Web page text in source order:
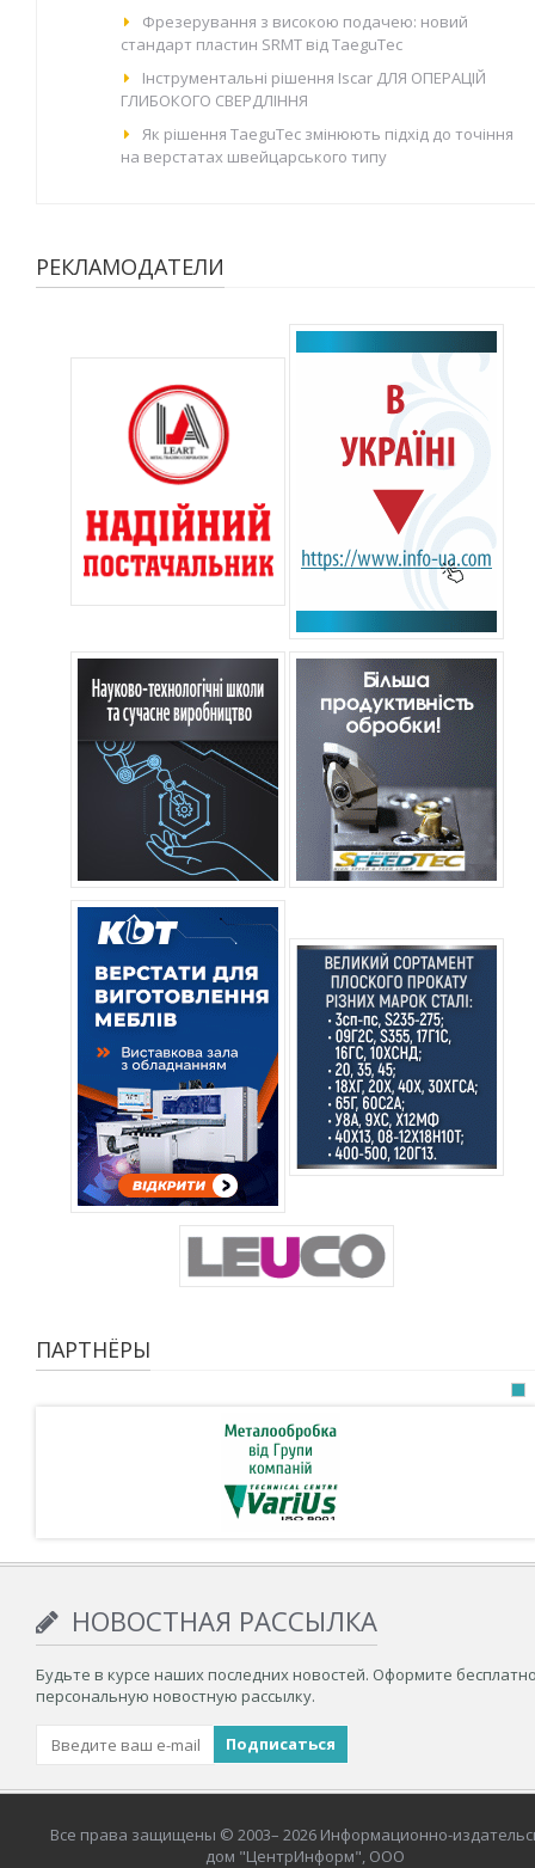
Фрезерування з високою подачею: новий
стандарт пластин SRMT від TaeguTec
Інструментальні рішення Iscar ДЛЯ ОПЕРАЦІЙ
ГЛИБОКОГО СВЕРДЛІННЯ
Як рішення TaeguTec змінюють підхід до точіння
на верстатах швейцарського типу
РЕКЛАМОДАТЕЛИ
ПАРТНЁРЫ
НОВОСТНАЯ РАССЫЛКА
Будьте в курсе наших последних новостей. Оформите
персональную новостную рассылку.
Все права защищены © 2003– 2026 Информационно-
дом "ЦентрИнформ", ООО